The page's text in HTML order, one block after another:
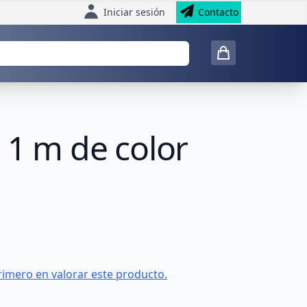
Iniciar sesión Contacto
m de color
en valorar este producto.